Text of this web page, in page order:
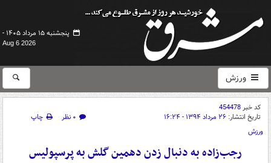
پنجشنبه ۱۵ مرداد ۱۴۰۵ -
Aug 6 2026
ورزش
کد خبر454478
تاریخ انتشار: ۲۶ مرداد ۱۳۹۴ - ۱۶:۲۴ ۰ نظر
چاپ
ورزش
رجب‌زاده به دنبال زدن دهمین گلش به پرسپولیس